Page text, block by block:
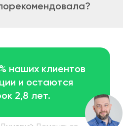
наших клиентов
и остаются
2,8 лет.